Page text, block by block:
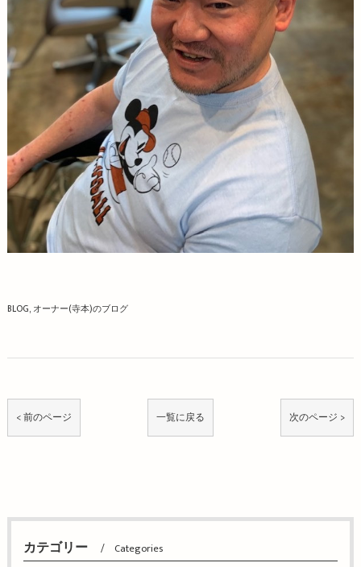
BLOG オーナー(寺本)のブログ
< 前のページ 一覧に戻る 次のページ >
カテゴリー Categories